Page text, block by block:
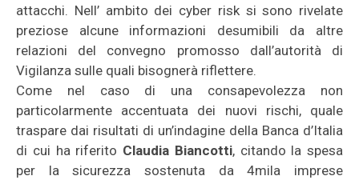
attacchi. Nell’ ambito dei cyber risk si sono rivelate
preziose alcune informazioni desumibili da altre
relazioni del convegno promosso dall’autorità di
Vigilanza sulle quali bisognerà riflettere.
Come nel caso di una consapevolezza non
particolarmente accentuata dei nuovi rischi, quale
traspare dai risultati di un’indagine della Banca d’Italia
di cui ha riferito Claudia Biancotti, citando la spesa
per la sicurezza sostenuta da 4mila imprese